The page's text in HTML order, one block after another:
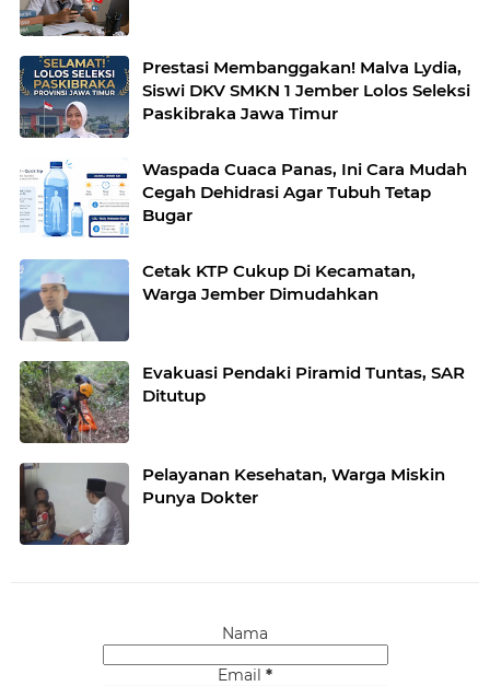
Prestasi Membanggakan! Malva Lydia,
Siswi DKV SMKN 1 Jember Lolos Seleksi
Paskibraka Jawa Timur
Waspada Cuaca Panas, Ini Cara Mudah
Cegah Dehidrasi Agar Tubuh Tetap
Bugar
Cetak KTP Cukup Di Kecamatan,
Warga Jember Dimudahkan
Evakuasi Pendaki Piramid Tuntas, SAR
Ditutup
Pelayanan Kesehatan, Warga Miskin
Punya Dokter
Nama
Email *